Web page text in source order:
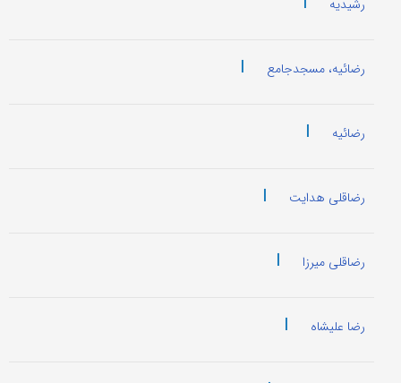
رشیدیه
رضائیه، مسجدجامع |
رضائیه |
رضاقلی هدایت |
رضاقلی میرزا |
رضا علیشاه |